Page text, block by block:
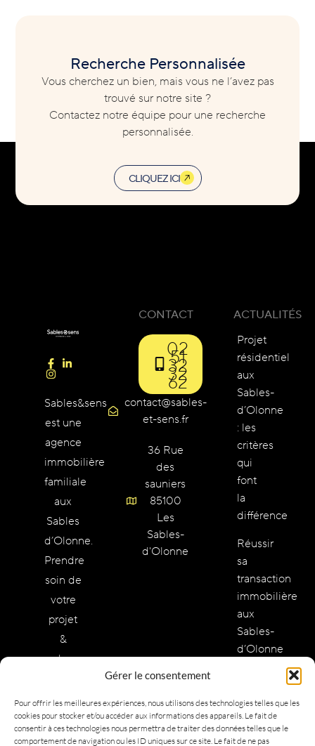
Gérer le consentement
Pour offrir les meilleures expériences, nous utilisons des technologies telles que les
cookies pour stocker et/ou accéder aux informations des appareils. Le fait de
consentir à ces technologies nous permettra de traiter des données telles que le
comportement de navigation ou les ID uniques sur ce site. Le fait de ne pas
Recherche Personnalisée
Vous cherchez un bien, mais vous ne l’avez pas
trouvé sur notre site ?
Contactez notre équipe pour une recherche
personnalisée.
CLIQUEZ ICI
Sables&sens
est une
agence
immobilière
familiale
aux
Sables
d’Olonne.
Prendre
soin de
votre
projet
&
redonner
valeurs
à
l’immobilier.
CONTACT
02
51
32
32
62
contact@sables-
et-sens.fr
36 Rue
des
sauniers
85100
Les
Sables-
d'Olonne
ACTUALITÉS
Projet
résidentiel
aux
Sables-
d’Olonne
: les
critères
qui
font
la
différence
Réussir
sa
transaction
immobilière
aux
Sables-
d’Olonne
et
vision
stratégique